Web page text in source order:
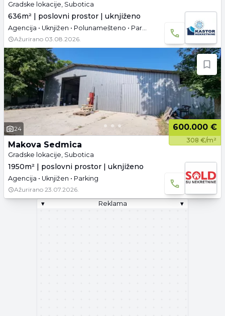
Gradske lokacije, Subotica
636m² | poslovni prostor | uknjiženo
Agencija • Uknjižen • Polunamešteno • Parking
Ažurirano 03.08.2026.
24 600.000 €
308 €/m²
Makova Sedmica
Gradske lokacije, Subotica
1950m² | poslovni prostor | uknjiženo
Agencija • Uknjižen • Parking
Ažurirano 23.07.2026.
▾
Reklama ▾